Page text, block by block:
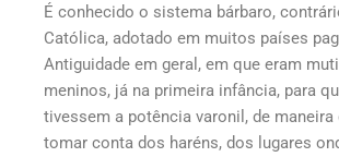
É conhecido o sistema bárbaro,
Católica, adotado em muitos países
Antiguidade em geral, em que eram
meninos, já na primeira infância, para
tivessem a potência varonil, de maneira
tomar conta dos haréns, dos lugares